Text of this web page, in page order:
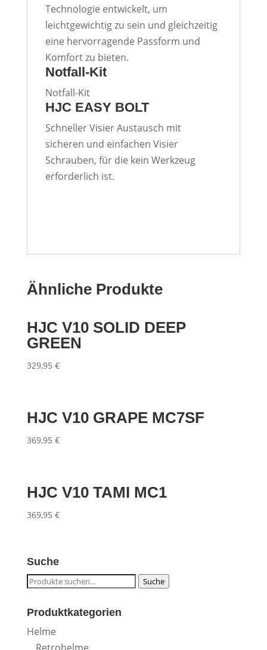
Technologie entwickelt, um
leichtgewichtig zu sein und gleichzeitig
eine hervorragende Passform und
Komfort zu bieten.
Notfall-Kit
Notfall-Kit
HJC EASY BOLT
Schneller Visier Austausch mit
sicheren und einfachen Visier
Schrauben, für die kein Werkzeug
erforderlich ist.
Ähnliche Produkte
HJC V10 SOLID DEEP
GREEN
329,95 €
HJC V10 GRAPE MC7SF
369,95 €
HJC V10 TAMI MC1
369,95 €
Suche
Suche
Suche
Produktkategorien
Helme